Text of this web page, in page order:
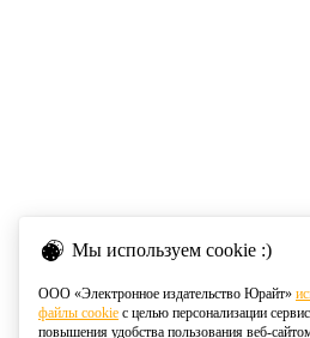
Мы используем cookie :)
ООО «Электронное издательство Юрайт»
файлы cookie с целью персонализации
повышения удобства пользования веб-